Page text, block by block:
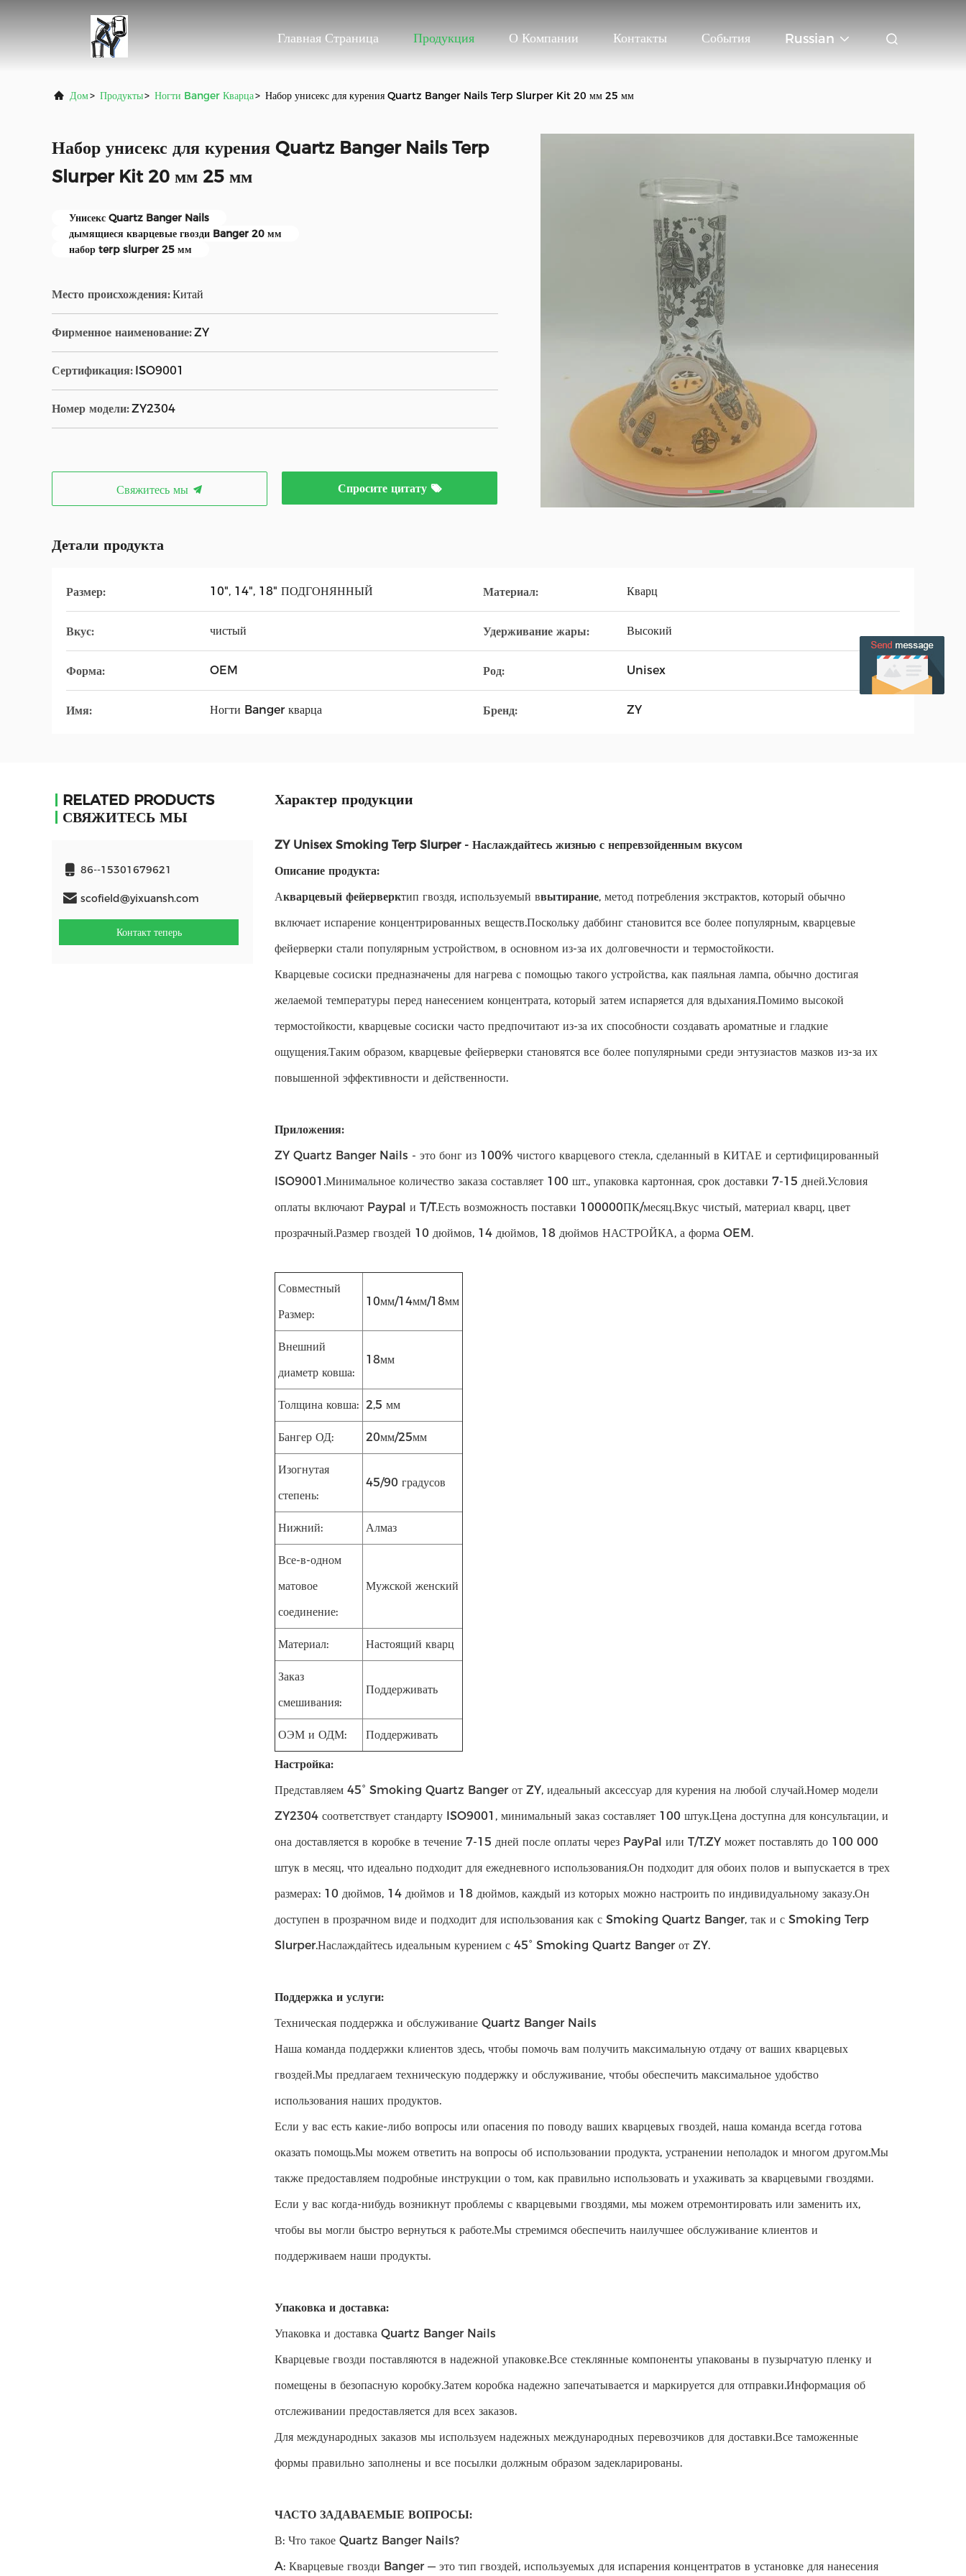
Главная Страница Продукция О Компании Контакты События Russian
Дом> Продукты> Ногти Banger Кварца> Набор унисекс для курения Quartz Banger Nails Terp Slurper Kit 20 мм 25 мм
Набор унисекс для курения Quartz Banger Nails Terp
Slurper Kit 20 мм 25 мм
Унисекс Quartz Banger Nails
дымящиеся кварцевые гвозди Banger 20 мм
набор terp slurper 25 мм
Место происхождения: Китай
Фирменное наименование: ZY
Сертификация: ISO9001
Номер модели: ZY2304
Свяжитесь мы Спросите цитату
Детали продукта
Размер: 10", 14", 18" ПОДГОНЯННЫЙ Материал: Кварц
Вкус: чистый Удерживание жары: Высокий
Форма: OEM Род: Unisex
Имя: Ногти Banger кварца Бренд: ZY
RELATED PRODUCTS
СВЯЖИТЕСЬ МЫ
86--15301679621
scofield@yixuansh.com
Контакт теперь
Характер продукции
ZY Unisex Smoking Terp Slurper - Наслаждайтесь жизнью с непревзойденным вкусом
Описание продукта:
Акварцевый фейерверктип гвоздя, используемый ввытирание, метод потребления экстрактов, который обычно
включает испарение концентрированных веществ.Поскольку даббинг становится все более популярным, кварцевые
фейерверки стали популярным устройством, в основном из-за их долговечности и термостойкости.
Кварцевые сосиски предназначены для нагрева с помощью такого устройства, как паяльная лампа, обычно достигая
желаемой температуры перед нанесением концентрата, который затем испаряется для вдыхания.Помимо высокой
термостойкости, кварцевые сосиски часто предпочитают из-за их способности создавать ароматные и гладкие
ощущения.Таким образом, кварцевые фейерверки становятся все более популярными среди энтузиастов мазков из-за их
повышенной эффективности и действенности.
Приложения:
ZY Quartz Banger Nails - это бонг из 100% чистого кварцевого стекла, сделанный в КИТАЕ и сертифицированный
ISO9001.Минимальное количество заказа составляет 100 шт., упаковка картонная, срок доставки 7-15 дней.Условия
оплаты включают Paypal и T/T.Есть возможность поставки 100000ПК/месяц.Вкус чистый, материал кварц, цвет
прозрачный.Размер гвоздей 10 дюймов, 14 дюймов, 18 дюймов НАСТРОЙКА, а форма OEM.
Совместный
Размер:
10мм/14мм/18мм
Внешний
диаметр ковша:
18мм
Толщина ковша: 2,5 мм
Бангер ОД: 20мм/25мм
Изогнутая
степень:
45/90 градусов
Нижний: Алмаз
Все-в-одном
матовое
соединение:
Мужской женский
Материал: Настоящий кварц
Заказ
смешивания:
Поддерживать
ОЭМ и ОДМ: Поддерживать
Настройка:
Представляем 45° Smoking Quartz Banger от ZY, идеальный аксессуар для курения на любой случай.Номер модели
ZY2304 соответствует стандарту ISO9001, минимальный заказ составляет 100 штук.Цена доступна для консультации, и
она доставляется в коробке в течение 7-15 дней после оплаты через PayPal или T/T.ZY может поставлять до 100 000
штук в месяц, что идеально подходит для ежедневного использования.Он подходит для обоих полов и выпускается в трех
размерах: 10 дюймов, 14 дюймов и 18 дюймов, каждый из которых можно настроить по индивидуальному заказу.Он
доступен в прозрачном виде и подходит для использования как с Smoking Quartz Banger, так и с Smoking Terp
Slurper.Наслаждайтесь идеальным курением с 45° Smoking Quartz Banger от ZY.
Поддержка и услуги:
Техническая поддержка и обслуживание Quartz Banger Nails
Наша команда поддержки клиентов здесь, чтобы помочь вам получить максимальную отдачу от ваших кварцевых
гвоздей.Мы предлагаем техническую поддержку и обслуживание, чтобы обеспечить максимальное удобство
использования наших продуктов.
Если у вас есть какие-либо вопросы или опасения по поводу ваших кварцевых гвоздей, наша команда всегда готова
оказать помощь.Мы можем ответить на вопросы об использовании продукта, устранении неполадок и многом другом.Мы
также предоставляем подробные инструкции о том, как правильно использовать и ухаживать за кварцевыми гвоздями.
Если у вас когда-нибудь возникнут проблемы с кварцевыми гвоздями, мы можем отремонтировать или заменить их,
чтобы вы могли быстро вернуться к работе.Мы стремимся обеспечить наилучшее обслуживание клиентов и
поддерживаем наши продукты.
Упаковка и доставка:
Упаковка и доставка Quartz Banger Nails
Кварцевые гвозди поставляются в надежной упаковке.Все стеклянные компоненты упакованы в пузырчатую пленку и
помещены в безопасную коробку.Затем коробка надежно запечатывается и маркируется для отправки.Информация об
отслеживании предоставляется для всех заказов.
Для международных заказов мы используем надежных международных перевозчиков для доставки.Все таможенные
формы правильно заполнены и все посылки должным образом задекларированы.
ЧАСТО ЗАДАВАЕМЫЕ ВОПРОСЫ:
В: Что такое Quartz Banger Nails?
A: Кварцевые гвозди Banger — это тип гвоздей, используемых для испарения концентратов в установке для нанесения